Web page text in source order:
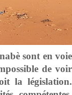
sont en voie
de voir
la législation.